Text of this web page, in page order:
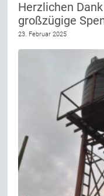
Herzlichen
großzügige
23. Februar 2025